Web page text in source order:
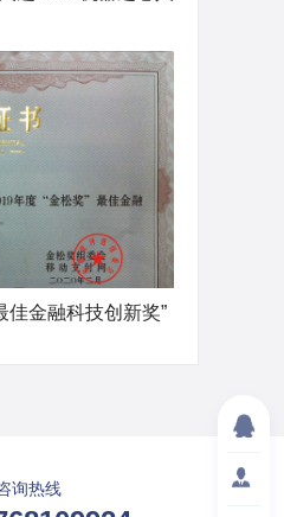
佳金融科技创新奖”
询热线